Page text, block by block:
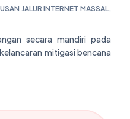
JALUR INTERNET MASSAL,
secara mandiri pada
mitigasi bencana